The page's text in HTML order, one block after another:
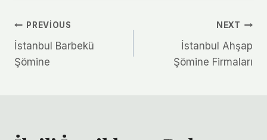
Yazı
gezinmesi
PREVIOUS
İstanbul Barbekü
Şömine
NEXT
İstanbul Ahşap
Şömine Firmaları